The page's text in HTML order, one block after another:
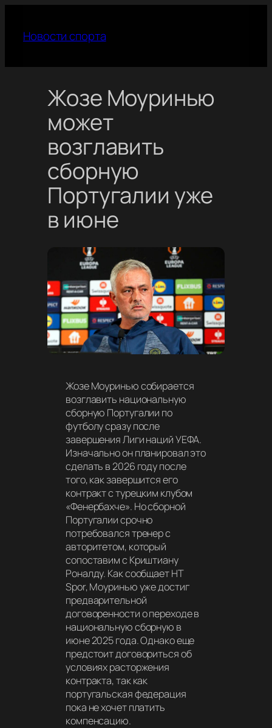
содержимому
Новости спорта
Жозе Моуринью
может
возглавить
сборную
Португалии уже
в июне
Жозе Моуринью собирается
возглавить национальную
сборную Португалии по
футболу сразу после
завершения Лиги наций УЕФА.
Изначально он планировал это
сделать в 2026 году после
того, как завершится его
контракт с турецким клубом
«Фенербахче». Но сборной
Португалии срочно
потребовался тренер с
авторитетом, который
сопоставим с Криштиану
Роналду. Как сообщает HT
Spor, Моуринью уже достиг
предварительной
договоренности о переходе в
национальную сборную в
июне 2025 года. Однако еще
предстоит договориться об
условиях расторжения
контракта, так как
португальская федерация
пока не хочет платить
компенсацию.